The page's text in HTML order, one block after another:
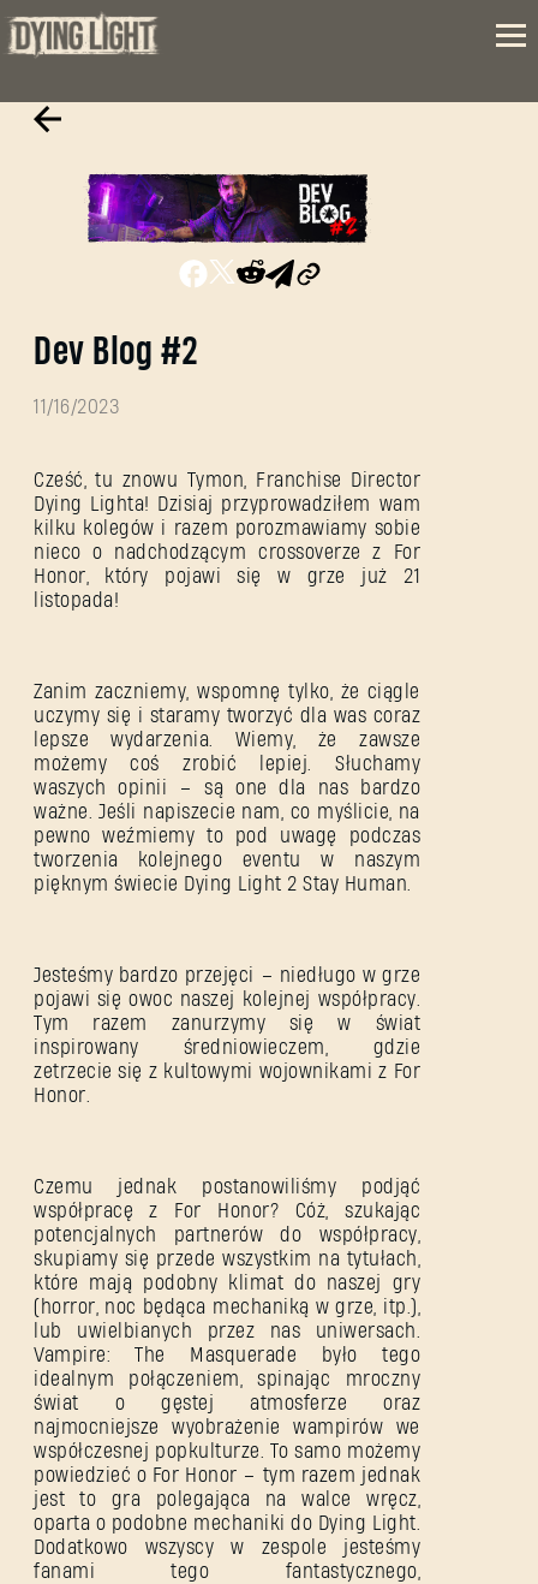
Dev Blog #2
11/16/2023
Cześć, tu znowu Tymon, Franchise Director
Dying Lighta! Dzisiaj przyprowadziłem wam
kilku kolegów i razem porozmawiamy sobie
nieco o nadchodzącym crossoverze z For
Honor, który pojawi się w grze już 21
listopada!
Zanim zaczniemy, wspomnę tylko, że ciągle
uczymy się i staramy tworzyć dla was coraz
lepsze wydarzenia. Wiemy, że zawsze
możemy coś zrobić lepiej. Słuchamy
waszych opinii – są one dla nas bardzo
ważne. Jeśli napiszecie nam, co myślicie, na
pewno weźmiemy to pod uwagę podczas
tworzenia kolejnego eventu w naszym
pięknym świecie Dying Light 2 Stay Human.
Jesteśmy bardzo przejęci – niedługo w grze
pojawi się owoc naszej kolejnej współpracy.
Tym razem zanurzymy się w świat
inspirowany średniowieczem, gdzie
zetrzecie się z kultowymi wojownikami z For
Honor.
Czemu jednak postanowiliśmy podjąć
współpracę z For Honor? Cóż, szukając
potencjalnych partnerów do współpracy,
skupiamy się przede wszystkim na tytułach,
które mają podobny klimat do naszej gry
(horror, noc będąca mechaniką w grze, itp.),
lub uwielbianych przez nas uniwersach.
Vampire: The Masquerade było tego
idealnym połączeniem, spinając mroczny
świat o gęstej atmosferze oraz
najmocniejsze wyobrażenie wampirów we
współczesnej popkulturze. To samo możemy
powiedzieć o For Honor – tym razem jednak
jest to gra polegająca na walce wręcz,
oparta o podobne mechaniki do Dying Light.
Dodatkowo wszyscy w zespole jesteśmy
fanami tego fantastycznego,